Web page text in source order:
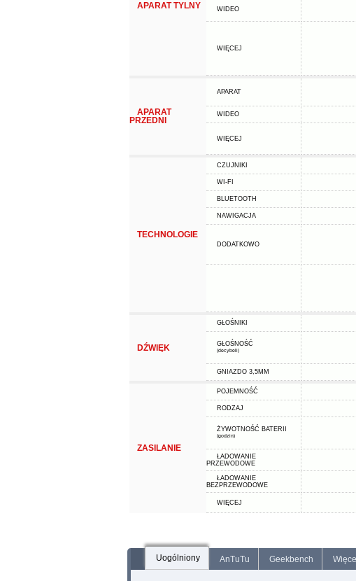
APARAT TYLNY WIDEO
WIĘCEJ
APARAT
PRZEDNI
APARAT
WIDEO
WIĘCEJ
TECHNOLOGIE
CZUJNIKI
WI-FI
BLUETOOTH
NAWIGACJA
DODATKOWO
DŹWIĘK
GŁOŚNIKI
GŁOŚNOŚĆ
(decybeli)
GNIAZDO 3,5MM
ZASILANIE
POJEMNOŚĆ
RODZAJ
ŻYWOTNOŚĆ BATERII
(godzin)
ŁADOWANIE
PRZEWODOWE
ŁADOWANIE
BEZPRZEWODOWE
WIĘCEJ
Uogólniony AnTuTu Geekbench